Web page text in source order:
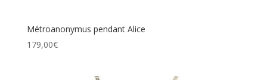
Métroanonymus pendant Alice
179,00€